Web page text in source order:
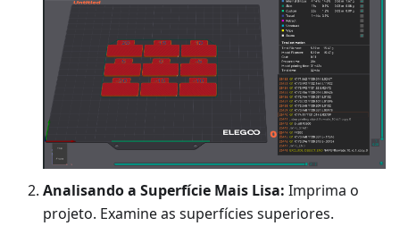
Analisando a Superfície Mais Lisa: Imprima o
projeto. Examine as superfícies superiores.